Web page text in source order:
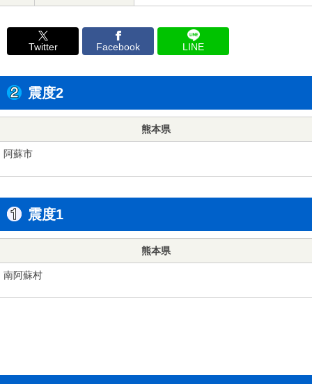
Twitter Facebook LINE
震度2
熊本県
阿蘇市
震度1
熊本県
南阿蘇村